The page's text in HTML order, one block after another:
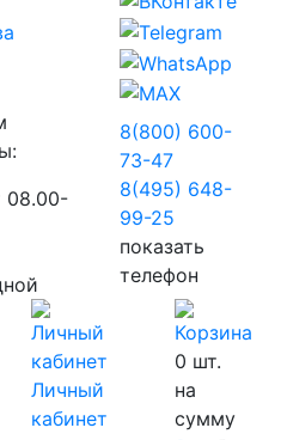
08.00-
8(800) 600-
73-47
8(495) 648-
99-25
показать
телефон
Личный
кабинет
0 шт.
на
сумму